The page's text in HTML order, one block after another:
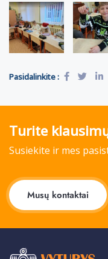
Pasidalinkite :
Turite
Susiekite ir mes
Musų kontaktai